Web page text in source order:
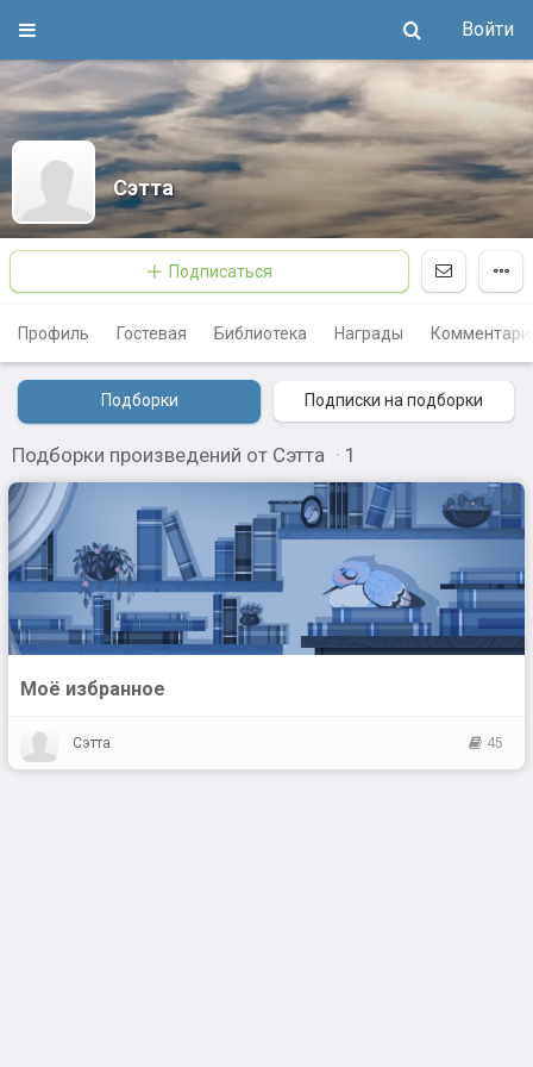
Войти
Сэтта
Подписаться
Профиль Гостевая Библиотека Награды
Подборки Подписки на подборки
Подборки произведений от Сэтта · 1
Моё избранное
Сэтта 45